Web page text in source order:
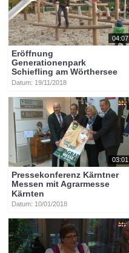
04:07
Eröffnung
Generationenpark
Schiefling am Wörthersee
Datum: 19/11/2018
03:01
Pressekonferenz Kärntner
Messen mit Agrarmesse
Kärnten
Datum: 10/01/2018